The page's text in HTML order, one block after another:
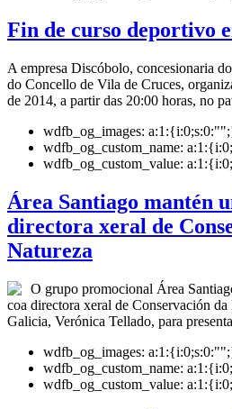
Fin de curso deportivo
A empresa Discóbolo, concesionaria
do Concello de Vila de Cruces,
de 2014, a partir das 20:00 horas, no
wdfb_og_images:
wdfb_og_custom_name:
wdfb_og_custom_value:
Área Santiago mantén
directora xeral de
Natureza
O grupo promocional Área
coa directora xeral de Conservación
Galicia, Verónica Tellado, para
wdfb_og_images:
wdfb_og_custom_name:
wdfb_og_custom_value: